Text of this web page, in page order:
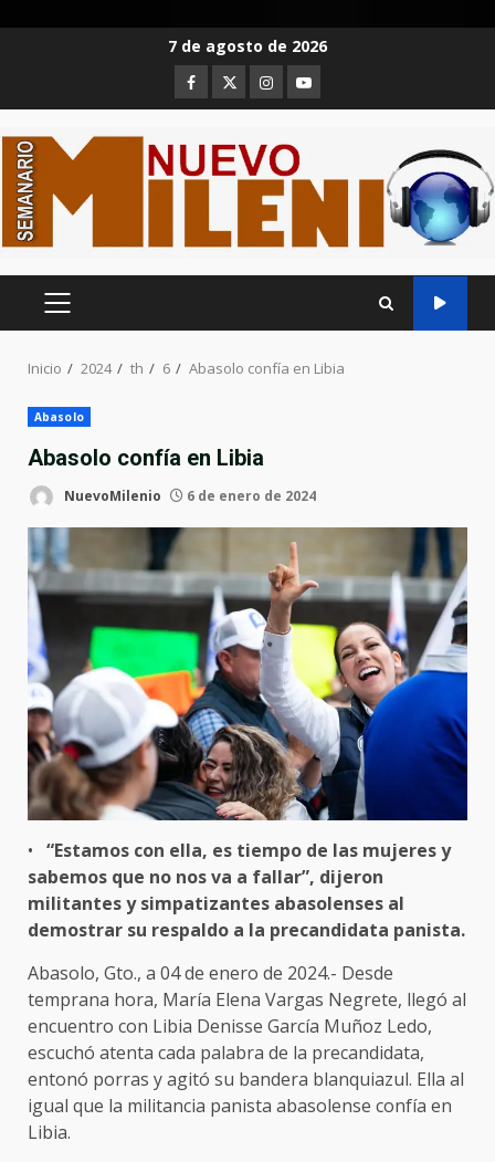
7 de agosto de 2026
Facebook
TwitterInstagram
Youtube
MENÚ
Inicio 2024 th 6 Abasolo confía en Libia
Abasolo
Abasolo confía en Libia
NuevoMilenio 6 de enero de 2024
• “Estamos con ella, es tiempo de las mujeres y
sabemos que no nos va a fallar”, dijeron
militantes y simpatizantes abasolenses al
demostrar su respaldo a la precandidata panista.
Abasolo, Gto., a 04 de enero de 2024.- Desde
temprana hora, María Elena Vargas Negrete, llegó al
encuentro con Libia Denisse García Muñoz Ledo,
escuchó atenta cada palabra de la precandidata,
entonó porras y agitó su bandera blanquiazul. Ella al
igual que la militancia panista abasolense confía en
Libia.